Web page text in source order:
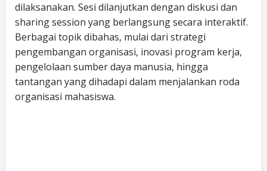
dilaksanakan. Sesi dilanjutkan dengan diskusi dan
sharing session yang berlangsung secara interaktif.
Berbagai topik dibahas, mulai dari strategi
pengembangan organisasi, inovasi program kerja,
pengelolaan sumber daya manusia, hingga
tantangan yang dihadapi dalam menjalankan roda
organisasi mahasiswa.